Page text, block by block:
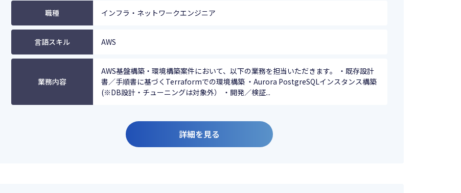
職種 インフラ・ネットワークエンジニア
言語スキル AWS
業務内容
AWS基盤構築・環境構築案件において、以下の業務を担当いただきます。 ・既存設計
書／手順書に基づくTerraformでの環境構築 ・Aurora PostgreSQLインスタンス構築
(※DB設計・チューニングは対象外） ・開発／検証...
詳細を見る